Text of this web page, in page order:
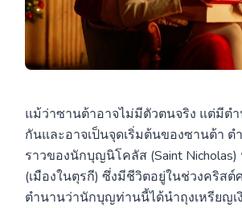
แม้ว่าซานต้าอาจไม่มีตัวตนจริง แต่มีต
กันและอาจเป็นจุดเริ่มต้นของซานต้า ต
ราวของนักบุญนิโคลัส (Saint
(เมืองในตุรกี) ซึ่งมีชีวิตอยู่ในช่วงคริสต์
ตำนานว่านักบุญท่านนี้ได้นำถุงเหรียญเ